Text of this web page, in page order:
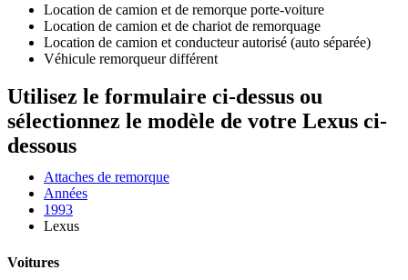
Location de camion et de remorque porte-voiture
Location de camion et de chariot de remorquage
Location de camion et conducteur autorisé (auto séparée)
Véhicule remorqueur différent
Utilisez le formulaire ci-dessus ou
sélectionnez le modèle de votre Lexus ci-
dessous
Attaches de remorque
Années
1993
Lexus
Voitures